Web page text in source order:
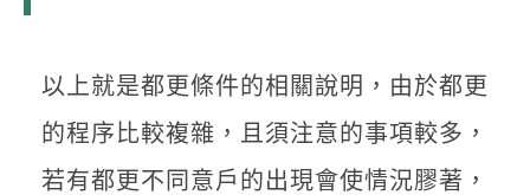
以上就是都更條件的相關說明，由於都更
的程序比較複雜，且須注意的事項較多，
若有都更不同意戶的出現會使情況膠著，